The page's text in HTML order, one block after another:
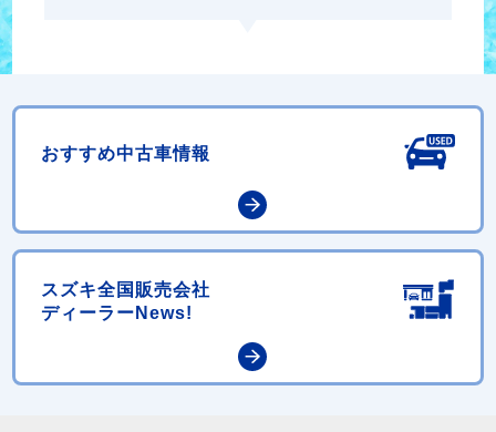
おすすめ中古車情報
スズキ全国販売会社
ディーラーNews!